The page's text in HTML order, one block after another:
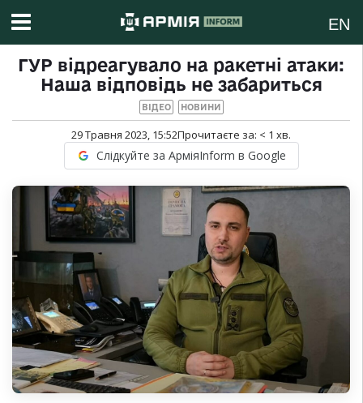
EN
ГУР відреагувало на ракетні атаки:
Наша відповідь не забариться
ВІДЕО НОВИНИ
29 Травня 2023, 15:52Прочитаєте за: < 1 хв.
Слідкуйте за АрміяInform в Google